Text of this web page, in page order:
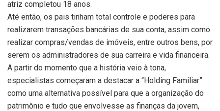
atriz completou 18 anos.
Até então, os pais tinham total controle e poderes para
realizarem transações bancárias de sua conta, assim como
realizar compras/vendas de imóveis, entre outros bens, por
serem os administradores de sua carreira e vida financeira.
A partir do momento que a história veio à tona,
especialistas começaram a destacar a “Holding Familiar”
como uma alternativa possível para que a organização do
patrimônio e tudo que envolvesse as finanças da jovem,